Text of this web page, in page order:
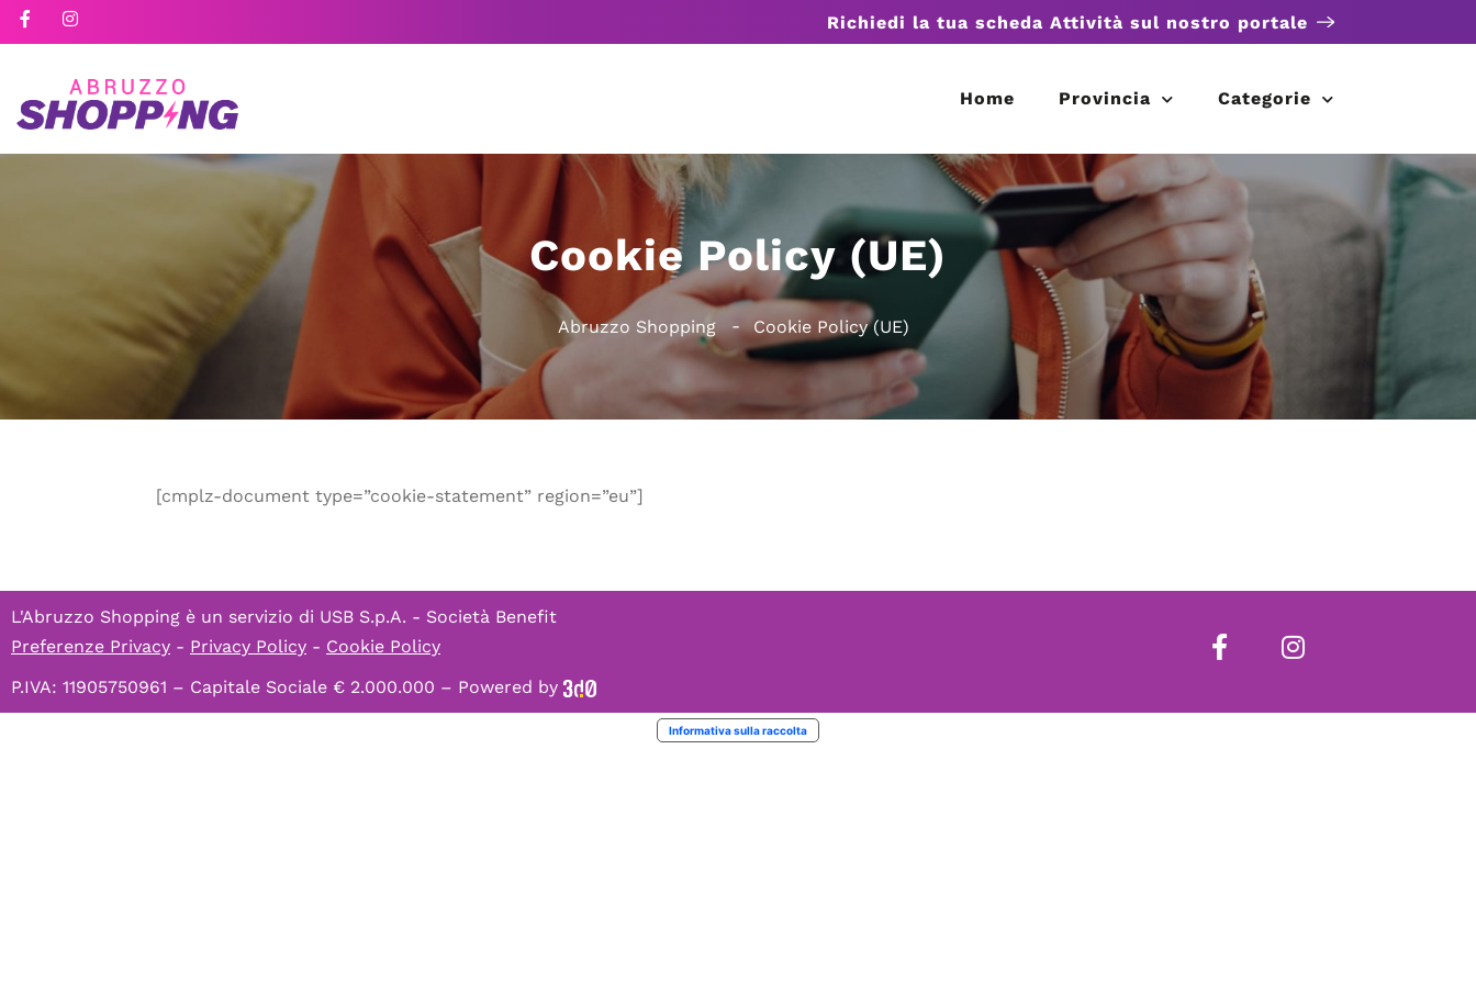
Richiedi la tua scheda Attività sul nostro portale
Home Provincia Categorie
Cookie Policy (UE)
Abruzzo Shopping Cookie Policy (UE)
[cmplz-document type=”cookie-statement” region=”eu”]
L'Abruzzo Shopping è un servizio di USB S.p.A. - Società Benefit
Preferenze Privacy - Privacy Policy - Cookie Policy
P.IVA: 11905750961 – Capitale Sociale € 2.000.000 – Powered by
Informativa sulla raccolta